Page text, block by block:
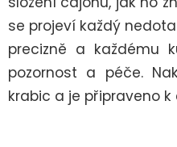
se projeví každý
precizně a každému
pozornost a péče.
krabic a je připraveno k